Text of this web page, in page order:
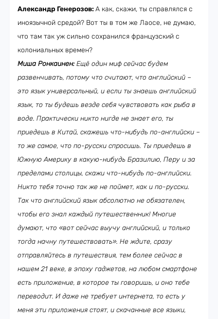
Александр Генерозов:А как, скажи, ты справлялся с
иноязычной средой? Вот ты в том же Лаосе, не думаю,
что там так уж сильно сохранился французский с
колониальных времен?
Миша Ронкаинен:Ещё один миф сейчас будем
развенчивать, потому что считают, что английский –
это язык универсальный, и если ты знаешь английский
язык, то ты будешь везде себя чувствовать как рыба в
воде. Практически никто нигде не знает его, ты
приедешь в Китай, скажешь что-нибудь по-английски –
то же самое, что по-русски спросишь. Ты приедешь в
Южную Америку в какую-нибудь Бразилию, Перу и за
пределами столицы, скажи что-нибудь по-английски.
Никто тебя точно так же не поймет, как и по-русски.
Так что английский язык абсолютно не обязателен,
чтобы его знал каждый путешественник! Многие
думают, что «вот сейчас выучу английский, и только
тогда начну путешествовать». Не ждите, сразу
отправляйтесь в путешествия, тем более сейчас в
нашем 21 веке, в эпоху гаджетов, на любом смартфоне
есть приложение, в которое ты говоришь, и оно тебе
переводит. И даже не требует интернета, то есть у
меня эти приложения стоят, и скачанные все языки,